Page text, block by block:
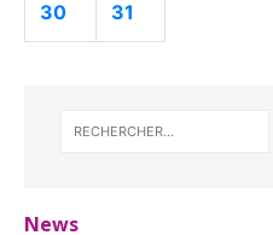
30 31
News